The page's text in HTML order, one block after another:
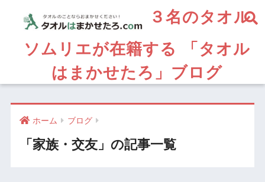
３名のタオル
ソムリエが在籍する 「タオル
はまかせたろ」ブログ
ホーム ブログ
「家族・交友」の記事一覧